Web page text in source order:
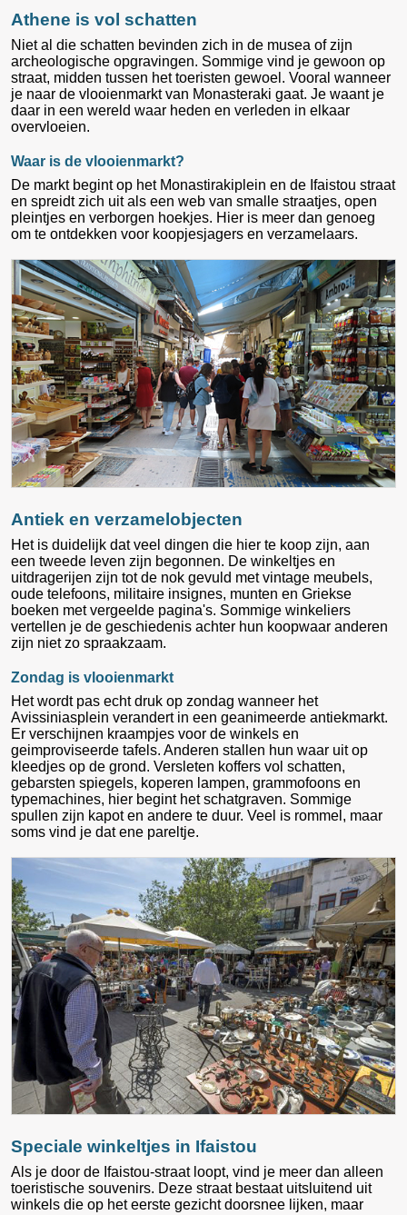
Athene is vol schatten
Niet al die schatten bevinden zich in de musea of zijn
archeologische opgravingen. Sommige vind je gewoon op
straat, midden tussen het toeristen gewoel. Vooral wanneer
je naar de vlooienmarkt van Monasteraki gaat. Je waant je
daar in een wereld waar heden en verleden in elkaar
overvloeien.
Waar is de vlooienmarkt?
De markt begint op het Monastirakiplein en de Ifaistou straat
en spreidt zich uit als een web van smalle straatjes, open
pleintjes en verborgen hoekjes. Hier is meer dan genoeg
om te ontdekken voor koopjesjagers en verzamelaars.
Antiek en verzamelobjecten
Het is duidelijk dat veel dingen die hier te koop zijn, aan
een tweede leven zijn begonnen. De winkeltjes en
uitdragerijen zijn tot de nok gevuld met vintage meubels,
oude telefoons, militaire insignes, munten en Griekse
boeken met vergeelde pagina's. Sommige winkeliers
vertellen je de geschiedenis achter hun koopwaar anderen
zijn niet zo spraakzaam.
Zondag is vlooienmarkt
Het wordt pas echt druk op zondag wanneer het
Avissiniasplein verandert in een geanimeerde antiekmarkt.
Er verschijnen kraampjes voor de winkels en
geimproviseerde tafels. Anderen stallen hun waar uit op
kleedjes op de grond. Versleten koffers vol schatten,
gebarsten spiegels, koperen lampen, grammofoons en
typemachines, hier begint het schatgraven. Sommige
spullen zijn kapot en andere te duur. Veel is rommel, maar
soms vind je dat ene pareltje.
Speciale winkeltjes in Ifaistou
Als je door de Ifaistou-straat loopt, vind je meer dan alleen
toeristische souvenirs. Deze straat bestaat uitsluitend uit
winkels die op het eerste gezicht doorsnee lijken, maar